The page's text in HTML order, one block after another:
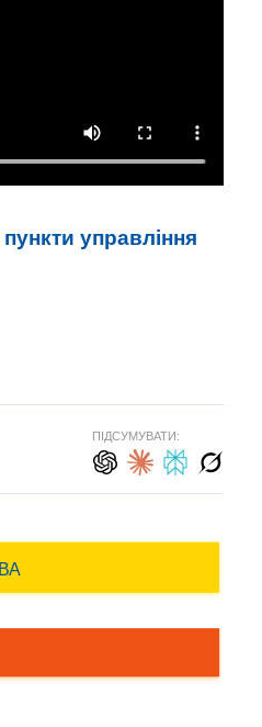
управління
ПІДСУМУВАТИ: